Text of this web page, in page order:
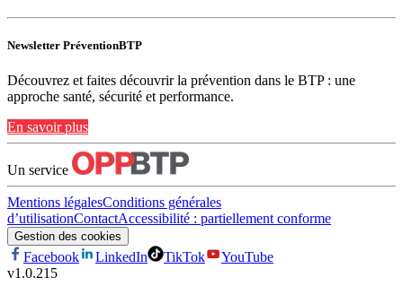
Newsletter PréventionBTP
Découvrez et faites découvrir la prévention dans le BTP : une
approche santé, sécurité et performance.
En savoir plus
Un service
Mentions légalesConditions générales
d’utilisationContactAccessibilité : partiellement conforme
Gestion des cookies
Facebook LinkedIn TikTok
YouTube
v1.0.215